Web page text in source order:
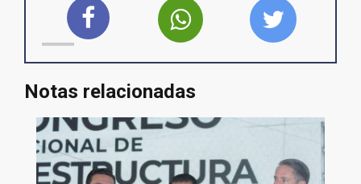
Notas relacionadas